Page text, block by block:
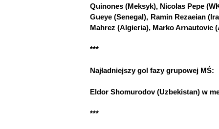
Quinones (Meksyk), Nicolas Pepe
Gueye (Senegal), Ramin Rezaeian
Mahrez (Algieria), Marko Arnautovic
***
Najładniejszy gol fazy grupowej MŚ:
Eldor Shomurodov (Uzbekistan) w
***